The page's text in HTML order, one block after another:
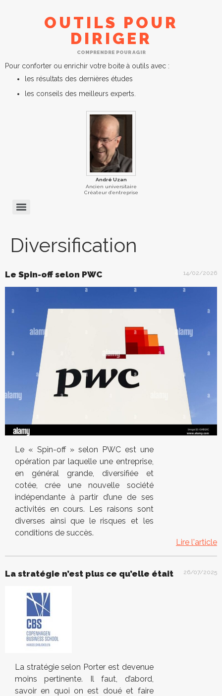
OUTILS POUR
DIRIGER
COMPRENDRE POUR AGIR
Pour conforter ou enrichir votre boite à outils avec :
les résultats des dernières études
les conseils des meilleurs experts.
André Uzan
Ancien universitaire
Créateur d’entreprise
Diversification
Le Spin-off selon PWC 14/02/2026
Le « Spin-off » selon PWC est une
opération par laquelle une entreprise,
en général grande, diversifiée et
cotée, crée une nouvelle société
indépendante à partir d’une de ses
activités en cours. Les raisons sont
diverses ainsi que le risques et les
conditions de succès.
Lire l'article
La stratégie n’est plus ce qu’elle était 26/07/2025
La stratégie selon Porter est devenue
moins pertinente. Il faut, d’abord,
savoir en quoi on est doué et faire